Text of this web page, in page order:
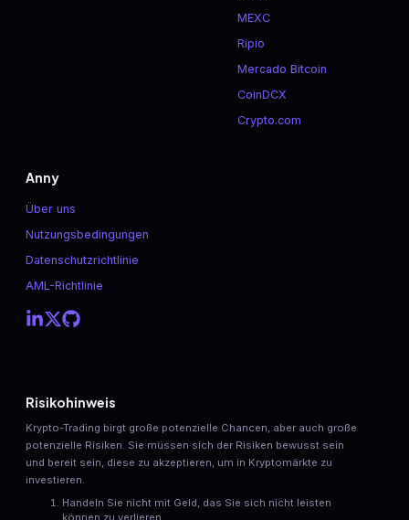
MEXC
Ripio
Mercado Bitcoin
CoinDCX
Crypto.com
Anny
Über uns
Nutzungsbedingungen
Datenschutzrichtlinie
AML-Richtlinie
Risikohinweis
Krypto-Trading birgt große potenzielle Chancen, aber auch große
potenzielle Risiken. Sie müssen sich der Risiken bewusst sein
und bereit sein, diese zu akzeptieren, um in Kryptomärkte zu
investieren.
Handeln Sie nicht mit Geld, das Sie sich nicht leisten
können zu verlieren.